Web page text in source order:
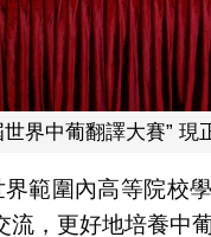
世界中葡翻譯大賽” 現
界範圍內高等院校
流，更好地培養中